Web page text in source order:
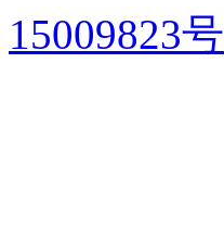
15009823号